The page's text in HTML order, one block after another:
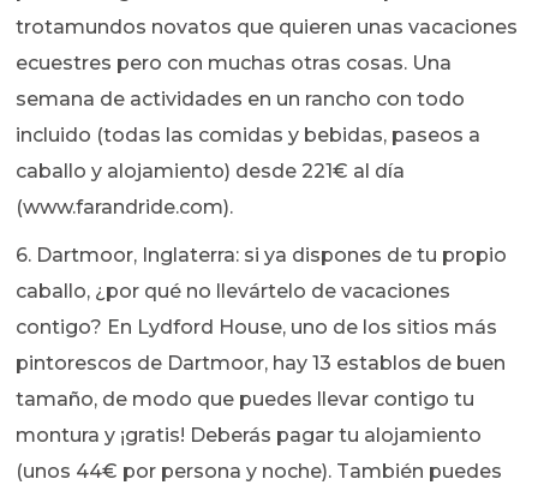
trotamundos novatos que quieren unas vacaciones
ecuestres pero con muchas otras cosas. Una
semana de actividades en un rancho con todo
incluido (todas las comidas y bebidas, paseos a
caballo y alojamiento) desde 221€ al día
(www.farandride.com).
6. Dartmoor, Inglaterra: si ya dispones de tu propio
caballo, ¿por qué no llevártelo de vacaciones
contigo? En Lydford House, uno de los sitios más
pintorescos de Dartmoor, hay 13 establos de buen
tamaño, de modo que puedes llevar contigo tu
montura y ¡gratis! Deberás pagar tu alojamiento
(unos 44€ por persona y noche). También puedes